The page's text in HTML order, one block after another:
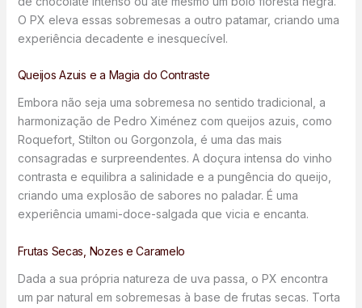
O PX eleva essas sobremesas a outro patamar, criando uma
experiência decadente e inesquecível.
Queijos Azuis e a Magia do Contraste
Embora não seja uma sobremesa no sentido tradicional, a
harmonização de Pedro Ximénez com queijos azuis, como
Roquefort, Stilton ou Gorgonzola, é uma das mais
consagradas e surpreendentes. A doçura intensa do vinho
contrasta e equilibra a salinidade e a pungência do queijo,
criando uma explosão de sabores no paladar. É uma
experiência umami-doce-salgada que vicia e encanta.
Frutas Secas, Nozes e Caramelo
Dada a sua própria natureza de uva passa, o PX encontra
um par natural em sobremesas à base de frutas secas. Torta